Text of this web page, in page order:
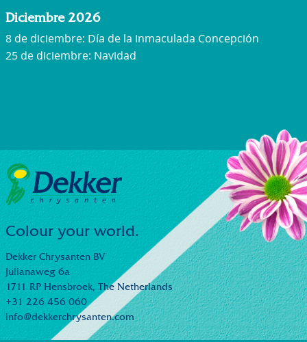
Diciembre 2026
8 de diciembre: Día de la Inmaculada Concepción
25 de diciembre: Navidad
Colour your world.
Dekker Chrysanten BV
Julianaweg 6a
1711 RP Hensbroek, The Netherlands
+31 226 456 060
info@dekkerchrysanten.com